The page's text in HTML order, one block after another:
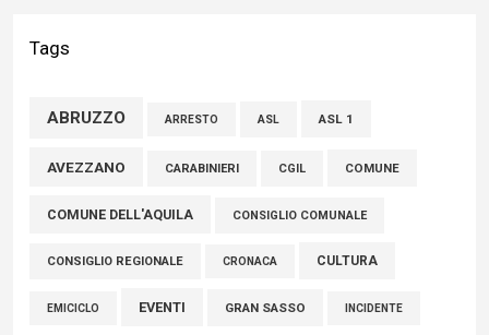
della comunità»
Marcinelle, Verrecchia (FdI): "Un minuto di raccoglimento in
connazionali tra cui molti abruzzesi"
06 Agosto 2026
Tags
ABRUZZO ARRESTO ASL ASL 1
AVEZZANO CARABINIERI CGIL COMUNE
COMUNE DELL'AQUILA CONSIGLIO COMUNALE
CONSIGLIO REGIONALE CRONACA CULTURA
EMICICLO EVENTI GRAN SASSO INCIDENTE